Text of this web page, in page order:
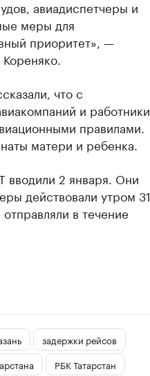
авиадиспетчеры и
меры для
приоритет», —
что с
и работники
правилами.
матери и ребенка.
вводили 2 января. Они
действовали утром 31
в течение
задержки рейсов
РБК Татарстан